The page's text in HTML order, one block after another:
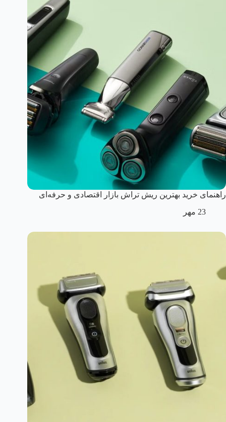
راهنمای خرید بهترین ریش تراش بازار اقتصادی و حرفه‌ای
23 مهر